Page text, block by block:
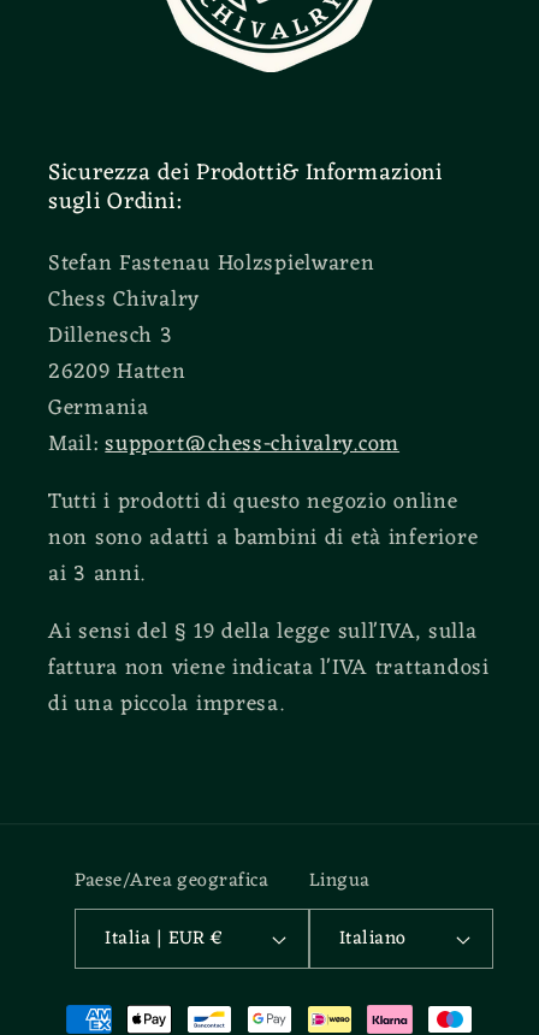
Sicurezza dei Prodotti& Informazioni
sugli Ordini:
Stefan Fastenau Holzspielwaren
Chess Chivalry
Dillenesch 3
26209 Hatten
Germania
Mail:support@chess-chivalry.com
Tutti i prodotti di questo negozio online
non sono adatti a bambini di età inferiore
ai 3 anni.
Ai sensi del § 19 della legge sull'IVA, sulla
fattura non viene indicata l'IVA trattandosi
di una piccola impresa.
Paese/Area geografica
Italia | EUR €
Lingua
Italiano
Metodi